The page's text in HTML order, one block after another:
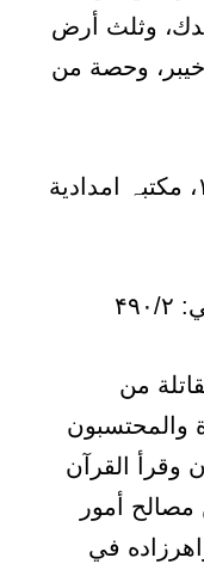
وثلث أرض
وحصة من
وانظر ايضا: لامع الدراری: ۱۹۹/۷، مکتبہ امدادیة
۲
من
والمحتسبون
وقرأ القرآن
أمور
في